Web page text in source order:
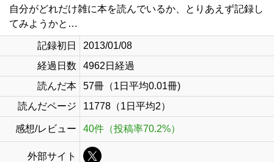
自分がどれだけ雑に本を読んでいるか、とりあえず記録し
てみようかと…
記録初日
2013/01/08
経過日数
4962日経過
読んだ本
57冊（1日平均0.01冊)
読んだページ
11778（1日平均2）
感想/レビュー 40件（投稿率70.2%）
外部サイト